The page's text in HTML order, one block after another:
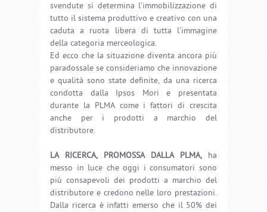
svendute si determina l’immobilizzazione di
tutto il sistema produttivo e creativo con una
caduta a ruota libera di tutta l’immagine
della categoria merceologica.
Ed ecco che la situazione diventa ancora più
paradossale se consideriamo che innovazione
e qualità sono state definite, da una ricerca
condotta dalla Ipsos Mori e presentata
durante la PLMA come i fattori di crescita
anche per i prodotti a marchio del
distributore.
LA RICERCA, PROMOSSA DALLA PLMA, ha
messo in luce che oggi i consumatori sono
più consapevoli dei prodotti a marchio del
distributore e credono nelle loro prestazioni.
Dalla ricerca è infatti emerso che il 50% dei